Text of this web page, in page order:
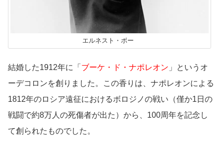
エルネスト・ボー
結婚した1912年に「 ブーケ・ド・ナポレオン 」というオ
ーデコロンを創りました。この香りは、ナポレオンによる
1812年のロシア遠征におけるボロジノの戦い（僅か1日の
戦闘で約8万人の死傷者が出た）から、100周年を記念し
て創られたものでした。